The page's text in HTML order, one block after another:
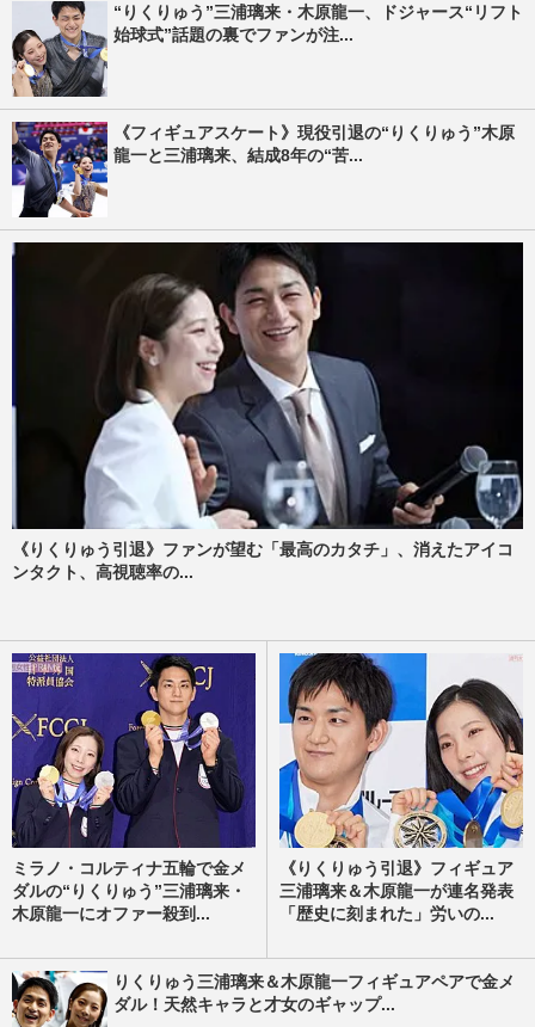
“りくりゅう”三浦璃来・木原龍一、ドジャース“リフト
始球式”話題の裏でファンが注...
《フィギュアスケート》現役引退の“りくりゅう”木原
龍一と三浦璃来、結成8年の“苦...
《りくりゅう引退》ファンが望む「最高のカタチ」、消えたアイコ
ンタクト、高視聴率の...
ミラノ・コルティナ五輪で金メ
ダルの“りくりゅう”三浦璃来・
木原龍一にオファー殺到...
《りくりゅう引退》フィギュア
三浦璃来＆木原龍一が連名発表
「歴史に刻まれた」労いの...
りくりゅう三浦璃来＆木原龍一フィギュアペアで金メ
ダル！天然キャラと才女のギャップ...